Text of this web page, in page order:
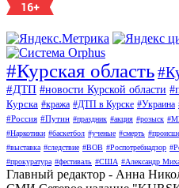
#Курская область
#ДТП #новости Курской области
Курска #кража #ДТП в Курске #Украина
#Россия #Путин #праздник #акция #розыск
#Наркотики #баскетбол #ученые #смерть
#выставка #следствие #ВОВ #Роспотребнадзор
#прокуратура #фестиваль #США #Александр
Главный редактор - Анна